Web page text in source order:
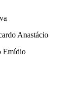
Anastácio
Emídio